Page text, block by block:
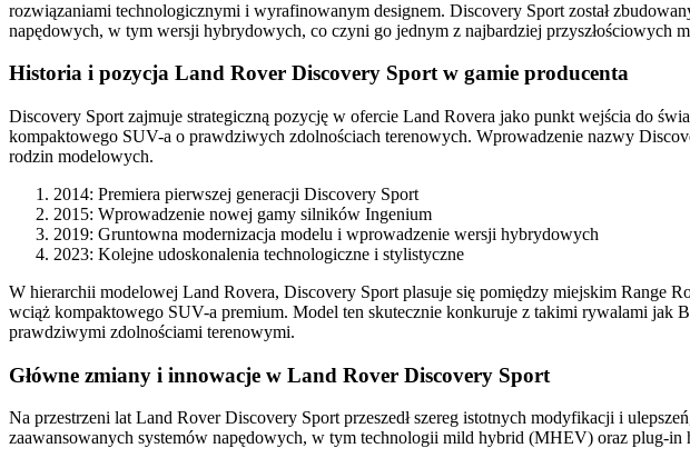
rozwiązaniami technologicznymi i wyrafinowanym designem. Discovery Sport został
napędowych, w tym wersji hybrydowych, co czyni go jednym z najbardziej przyszłościowych
Historia i pozycja Land Rover Discovery Sport w gamie producenta
Discovery Sport zajmuje strategiczną pozycję w ofercie Land Rovera jako punkt wejścia do
kompaktowego SUV-a o prawdziwych zdolnościach terenowych. Wprowadzenie nazwy
rodzin modelowych.
2014: Premiera pierwszej generacji Discovery Sport
2015: Wprowadzenie nowej gamy silników Ingenium
2019: Gruntowna modernizacja modelu i wprowadzenie wersji hybrydowych
2023: Kolejne udoskonalenia technologiczne i stylistyczne
W hierarchii modelowej Land Rovera, Discovery Sport plasuje się pomiędzy miejskim Range
wciąż kompaktowego SUV-a premium. Model ten skutecznie konkuruje z takimi rywalami
prawdziwymi zdolnościami terenowymi.
Główne zmiany i innowacje w Land Rover Discovery Sport
Na przestrzeni lat Land Rover Discovery Sport przeszedł szereg istotnych modyfikacji i
zaawansowanych systemów napędowych, w tym technologii mild hybrid (MHEV) oraz plug-